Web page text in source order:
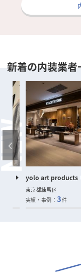
新着の内装業者
yolo art products
東京都練馬区
実績・事例：3件